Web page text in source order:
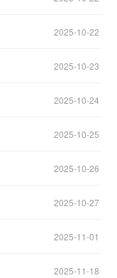
2025-10-22
2025-10-23
2025-10-24
2025-10-25
2025-10-26
2025-10-27
2025-11-01
2025-11-18